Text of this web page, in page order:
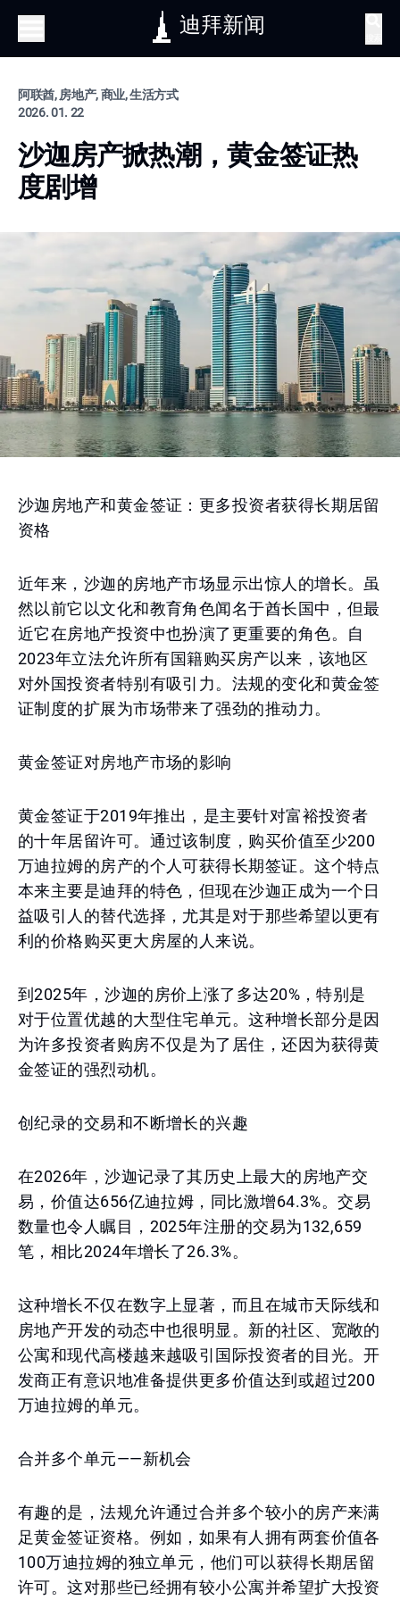
迪拜新闻
阿联酋, 房地产, 商业, 生活方式
2026. 01. 22
沙迦房产掀热潮，黄金签证热
度剧增
沙迦房地产和黄金签证：更多投资者获得长期居留
资格
近年来，沙迦的房地产市场显示出惊人的增长。虽
然以前它以文化和教育角色闻名于酋长国中，但最
近它在房地产投资中也扮演了更重要的角色。自
2023年立法允许所有国籍购买房产以来，该地区
对外国投资者特别有吸引力。法规的变化和黄金签
证制度的扩展为市场带来了强劲的推动力。
黄金签证对房地产市场的影响
黄金签证于2019年推出，是主要针对富裕投资者
的十年居留许可。通过该制度，购买价值至少200
万迪拉姆的房产的个人可获得长期签证。这个特点
本来主要是迪拜的特色，但现在沙迦正成为一个日
益吸引人的替代选择，尤其是对于那些希望以更有
利的价格购买更大房屋的人来说。
到2025年，沙迦的房价上涨了多达20%，特别是
对于位置优越的大型住宅单元。这种增长部分是因
为许多投资者购房不仅是为了居住，还因为获得黄
金签证的强烈动机。
创纪录的交易和不断增长的兴趣
在2026年，沙迦记录了其历史上最大的房地产交
易，价值达656亿迪拉姆，同比激增64.3%。交易
数量也令人瞩目，2025年注册的交易为132,659
笔，相比2024年增长了26.3%。
这种增长不仅在数字上显著，而且在城市天际线和
房地产开发的动态中也很明显。新的社区、宽敞的
公寓和现代高楼越来越吸引国际投资者的目光。开
发商正有意识地准备提供更多价值达到或超过200
万迪拉姆的单元。
合并多个单元——新机会
有趣的是，法规允许通过合并多个较小的房产来满
足黄金签证资格。例如，如果有人拥有两套价值各
100万迪拉姆的独立单元，他们可以获得长期居留
许可。这对那些已经拥有较小公寓并希望扩大投资